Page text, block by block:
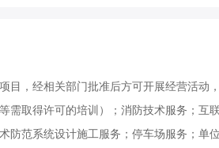
目，经相关部门批准后方可开展经营活动
需取得许可的培训）；消防技术服务；互
范系统设计施工服务；停车场服务；单